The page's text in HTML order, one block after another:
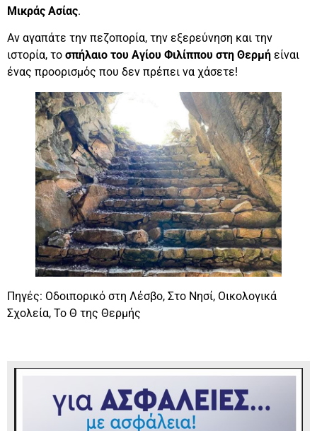
Μικράς Ασίας.
Αν αγαπάτε την πεζοπορία, την εξερεύνηση και την
ιστορία, το σπήλαιο του Αγίου Φιλίππου στη Θερμή είναι
ένας προορισμός που δεν πρέπει να χάσετε!
Πηγές: Οδοιπορικό στη Λέσβο, Στο Νησί, Οικολογικά
Σχολεία, Το Θ της Θερμής